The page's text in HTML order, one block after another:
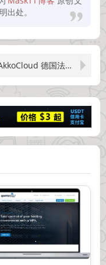
出处。
AkkoCloud 德国法兰克福CN2 GIA 三网回程GIA 英国VPS 大陆线路优化